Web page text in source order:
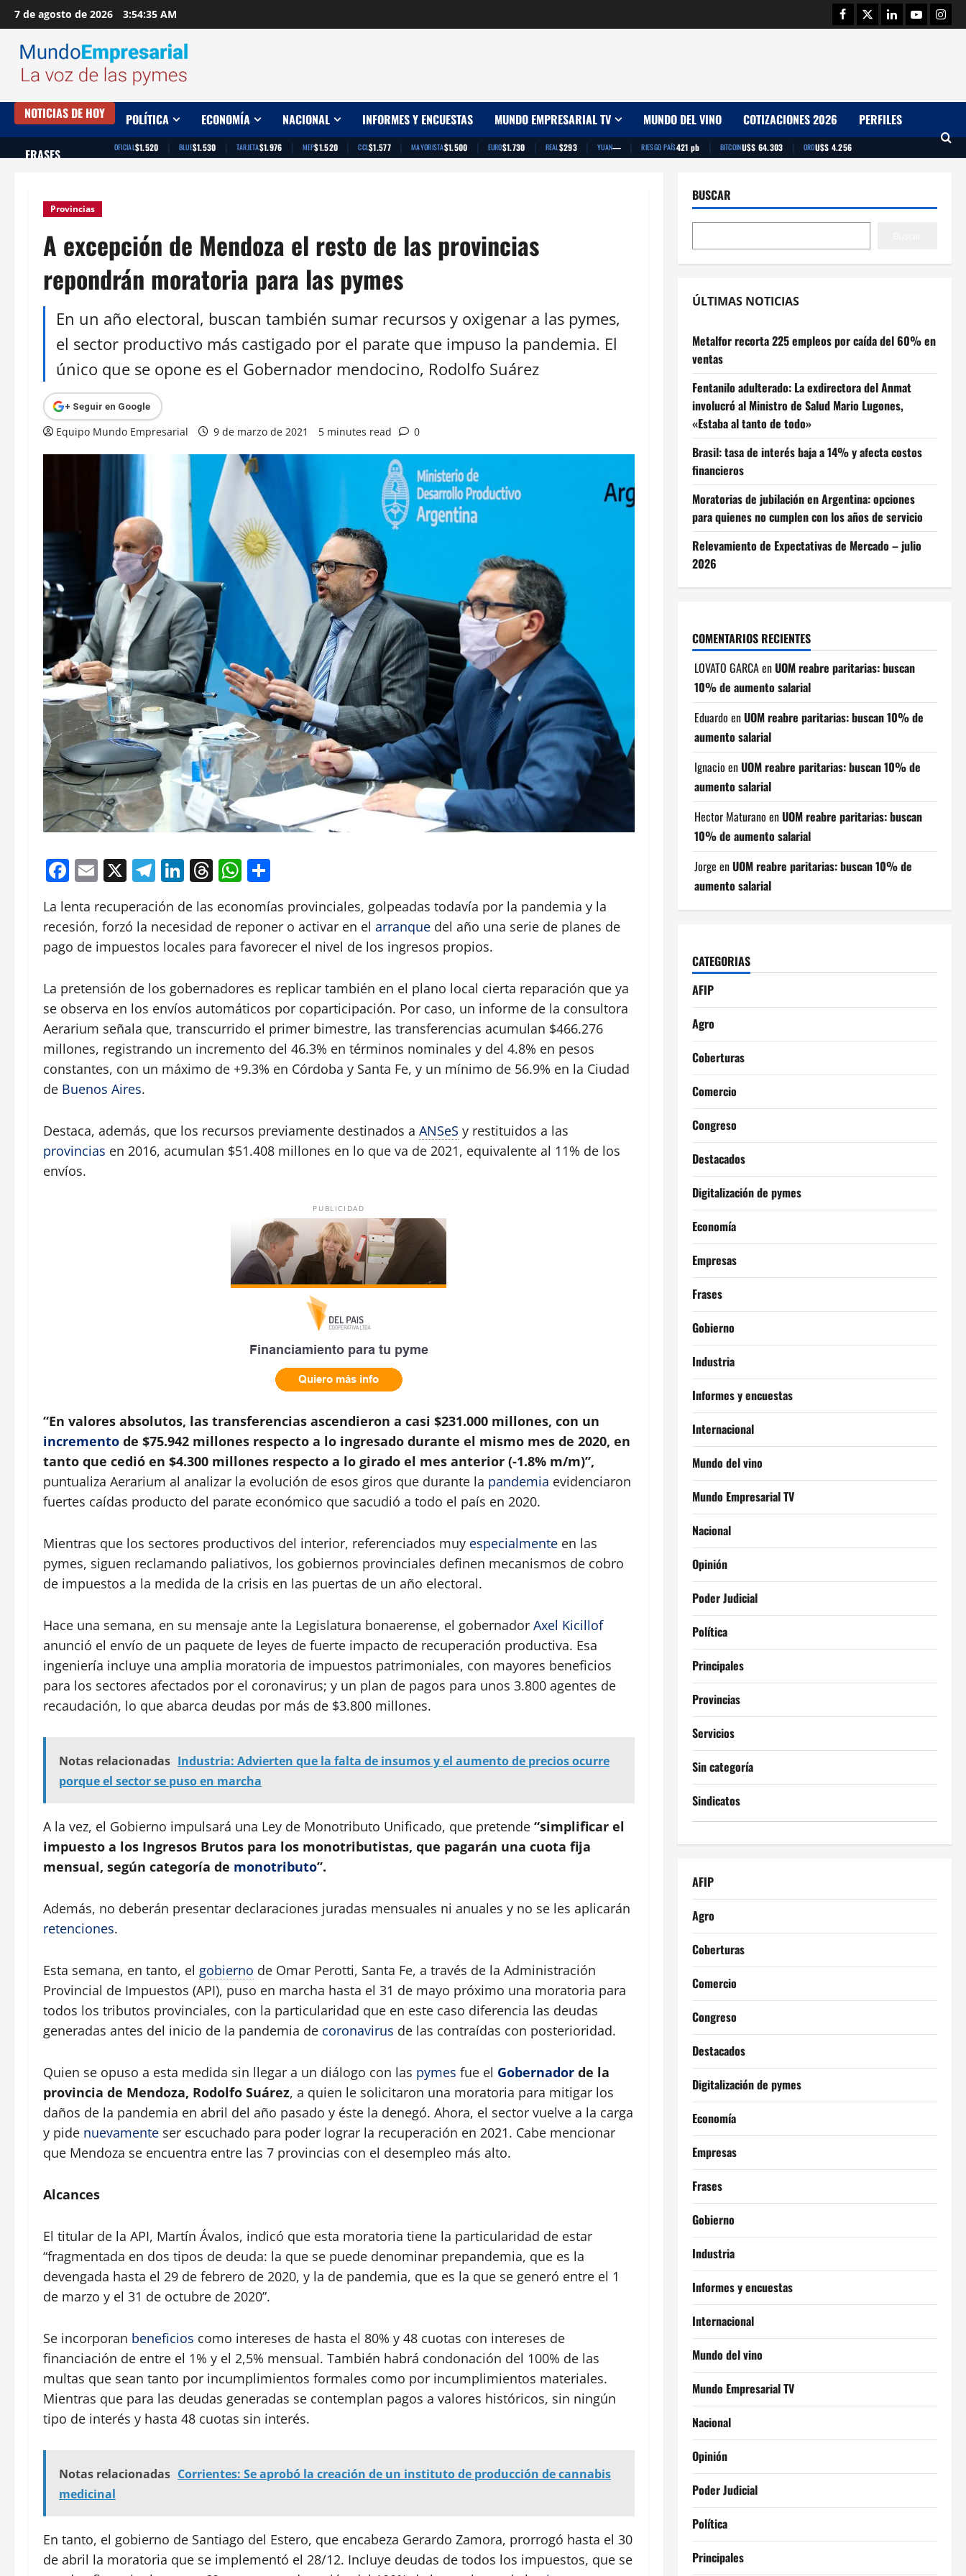
Saltar
al
contenido
7 de agosto de 2026 3:54:37 AM Facebook
TwitterLinkedinYoutube
NOTICIAS DE HOY POLÍTICA ECONOMÍA NACIONAL INFORMES Y ENCUESTAS MUNDO EMPRESARIAL TV MUNDO DEL VINO COTIZACIONES 2026 PERFILES
FRASES OFICIAL$1.520 | BLUE$1.530 | TARJETA$1.976 | MEP$1.520 | CCL$1.577 | MAYORISTA$1.500 | EURO$1.730 | REAL$293 | YUAN— | RIESGO PAÍS421 pb | BITCOINU$S 64.303 | OROU$S 4.256
Provincias
A excepción de Mendoza el resto de las provincias
repondrán moratoria para las pymes
En un año electoral, buscan también sumar recursos y oxigenar a las pymes,
el sector productivo más castigado por el parate que impuso la pandemia. El
único que se opone es el Gobernador mendocino, Rodolfo Suárez
+ Seguir en Google
Equipo Mundo Empresarial 9 de marzo de 2021 5 minutes read 0
Facebook
Email
X Telegram
LinkedIn
Threads
WhatsApp
La lenta recuperación de las economías provinciales, golpeadas todavía por la pandemia y la
recesión, forzó la necesidad de reponer o activar en el arranque del año una serie de planes de
pago de impuestos locales para favorecer el nivel de los ingresos propios.
La pretensión de los gobernadores es replicar también en el plano local cierta reparación que ya
se observa en los envíos automáticos por coparticipación. Por caso, un informe de la consultora
Aerarium señala que, transcurrido el primer bimestre, las transferencias acumulan $466.276
millones, registrando un incremento del 46.3% en términos nominales y del 4.8% en pesos
constantes, con un máximo de +9.3% en Córdoba y Santa Fe, y un mínimo de 56.9% en la Ciudad
de Buenos Aires.
Destaca, además, que los recursos previamente destinados a ANSeS y restituidos a las
provincias en 2016, acumulan $51.408 millones en lo que va de 2021, equivalente al 11% de los
envíos.
PUBLICIDAD
“En valores absolutos, las transferencias ascendieron a casi $231.000 millones, con un
incremento de $75.942 millones respecto a lo ingresado durante el mismo mes de 2020, en
tanto que cedió en $4.300 millones respecto a lo girado el mes anterior (-1.8% m/m)”,
puntualiza Aerarium al analizar la evolución de esos giros que durante la pandemia evidenciaron
fuertes caídas producto del parate económico que sacudió a todo el país en 2020.
Mientras que los sectores productivos del interior, referenciados muy especialmente en las
pymes, siguen reclamando paliativos, los gobiernos provinciales definen mecanismos de cobro
de impuestos a la medida de la crisis en las puertas de un año electoral.
Hace una semana, en su mensaje ante la Legislatura bonaerense, el gobernador Axel Kicillof
anunció el envío de un paquete de leyes de fuerte impacto de recuperación productiva. Esa
ingeniería incluye una amplia moratoria de impuestos patrimoniales, con mayores beneficios
para los sectores afectados por el coronavirus; y un plan de pagos para unos 3.800 agentes de
recaudación, lo que abarca deudas por más de $3.800 millones.
Notas relacionadas Industria: Advierten que la falta de insumos y el aumento de precios ocurre
porque el sector se puso en marcha
A la vez, el Gobierno impulsará una Ley de Monotributo Unificado, que pretende “simplificar el
impuesto a los Ingresos Brutos para los monotributistas, que pagarán una cuota fija
mensual, según categoría de monotributo”.
Además, no deberán presentar declaraciones juradas mensuales ni anuales y no se les aplicarán
retenciones.
Esta semana, en tanto, el gobierno de Omar Perotti, Santa Fe, a través de la Administración
Provincial de Impuestos (API), puso en marcha hasta el 31 de mayo próximo una moratoria para
todos los tributos provinciales, con la particularidad que en este caso diferencia las deudas
generadas antes del inicio de la pandemia de coronavirus de las contraídas con posterioridad.
Quien se opuso a esta medida sin llegar a un diálogo con las pymes fue el Gobernador de la
provincia de Mendoza, Rodolfo Suárez, a quien le solicitaron una moratoria para mitigar los
daños de la pandemia en abril del año pasado y éste la denegó. Ahora, el sector vuelve a la carga
y pide nuevamente ser escuchado para poder lograr la recuperación en 2021. Cabe mencionar
que Mendoza se encuentra entre las 7 provincias con el desempleo más alto.
Alcances
El titular de la API, Martín Ávalos, indicó que esta moratoria tiene la particularidad de estar
“fragmentada en dos tipos de deuda: la que se puede denominar prepandemia, que es la
devengada hasta el 29 de febrero de 2020, y la de pandemia, que es la que se generó entre el 1
de marzo y el 31 de octubre de 2020”.
Se incorporan beneficios como intereses de hasta el 80% y 48 cuotas con intereses de
financiación de entre el 1% y el 2,5% mensual. También habrá condonación del 100% de las
multas que sean tanto por incumplimientos formales como por incumplimientos materiales.
Mientras que para las deudas generadas se contemplan pagos a valores históricos, sin ningún
tipo de interés y hasta 48 cuotas sin interés.
Notas relacionadas Corrientes: Se aprobó la creación de un instituto de producción de cannabis
medicinal
En tanto, el gobierno de Santiago del Estero, que encabeza Gerardo Zamora, prorrogó hasta el 30
de abril la moratoria que se implementó el 28/12. Incluye deudas de todos los impuestos, que se
BUSCAR
ÚLTIMAS NOTICIAS
Metalfor recorta 225 empleos por caída del 60% en
ventas
Fentanilo adulterado: La exdirectora del Anmat
involucró al Ministro de Salud Mario Lugones,
«Estaba al tanto de todo»
Brasil: tasa de interés baja a 14% y afecta costos
financieros
Moratorias de jubilación en Argentina: opciones
para quienes no cumplen con los años de servicio
Relevamiento de Expectativas de Mercado – julio
2026
COMENTARIOS RECIENTES
LOVATO GARCAenUOM reabre paritarias: buscan
10% de aumento salarial
Eduardo enUOM reabre paritarias: buscan 10% de
aumento salarial
Ignacio enUOM reabre paritarias: buscan 10% de
aumento salarial
Hector Maturano enUOM reabre paritarias: buscan
10% de aumento salarial
Jorge enUOM reabre paritarias: buscan 10% de
aumento salarial
CATEGORIAS
AFIP
Agro
Coberturas
Comercio
Congreso
Destacados
Digitalización de pymes
Economía
Empresas
Frases
Gobierno
Industria
Informes y encuestas
Internacional
Mundo del vino
Mundo Empresarial TV
Nacional
Opinión
Poder Judicial
Política
Principales
Provincias
Servicios
Sin categoría
Sindicatos
AFIP
Agro
Coberturas
Comercio
Congreso
Destacados
Digitalización de pymes
Economía
Empresas
Frases
Gobierno
Industria
Informes y encuestas
Internacional
Mundo del vino
Mundo Empresarial TV
Nacional
Opinión
Poder Judicial
Política
Principales